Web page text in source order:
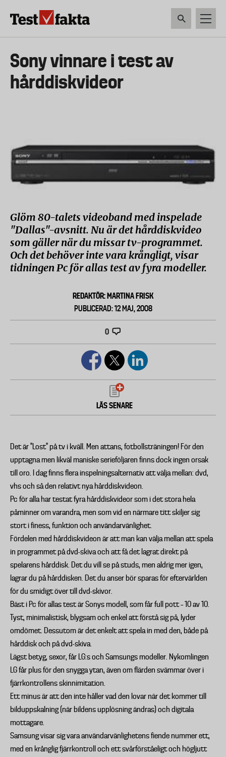
Huvudmeny
ny
Sony vinnare i test av
hårddiskvideor
Glöm 80-talets videoband med inspelade
"Dallas"-avsnitt. Nu är det hårddiskvideo
som gäller när du missar tv-programmet.
Och det behöver inte vara krångligt, visar
tidningen Pc för allas test av fyra modeller.
REDAKTÖR: MARTINA FRISK
PUBLICERAD: 12 MAJ, 2008
0
LÄS SENARE
Det är "Lost" på tv i kväll. Men attans, fotbollsträningen! För den
upptagna men likväl maniske serieföljaren finns dock ingen orsak
till oro. I dag finns flera inspelningsalternativ att välja mellan: dvd,
vhs och så den relativt nya hårddiskvideon.
Pc för alla har testat fyra hårddiskvideor som i det stora hela
påminner om varandra, men som vid en närmare titt skiljer sig
stort i finess, funktion och användarvänlighet.
Fördelen med hårddiskvideon är att man kan välja mellan att spela
in programmet på dvd-skiva och att få det lagrat direkt på
spelarens hårddisk. Det du vill se på studs, men aldrig mer igen,
lagrar du på hårddisken. Det du anser bör sparas för eftervärlden
för du smidigt över till dvd-skivor.
Bäst i Pc för allas test är Sonys modell, som får full pott – 10 av 10.
Tyst, minimalistisk, blygsam och enkel att förstå sig på, lyder
omdömet. Dessutom är det enkelt att spela in med den, både på
hårddisk och på dvd-skiva.
Lägst betyg, sexor, får LG:s och Samsungs modeller. Nykomlingen
LG får plus för den snygga ytan, även om flärden svämmar över i
fjärrkontrollens skinnimitation.
Ett minus är att den inte håller vad den lovar när det kommer till
bilduppskalning (när bildens upplösning ändras) och digitala
mottagare.
Samsung visar sig vara användarvänlighetens fiende nummer ett,
med en krånglig fjärrkontroll och ett svårförståeligt och högljutt